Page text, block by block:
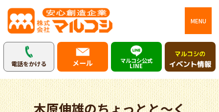
MENU
電話をかける メール マルコシ公式
LINE
木原伸雄のちょっとと～く